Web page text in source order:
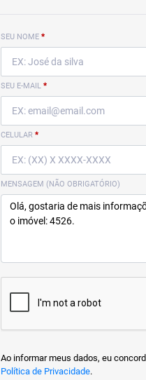
SEU NOME *
SEU E-MAIL *
CELULAR *
MENSAGEM (NÃO OBRIGATÓRIO)
Ao informar meus dados, eu
Política de Privacidade.